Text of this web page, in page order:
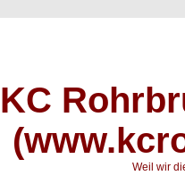
KC
Weil wir